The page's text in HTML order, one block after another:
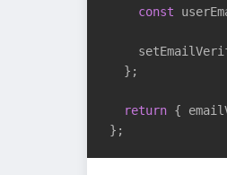
const
  };
return {